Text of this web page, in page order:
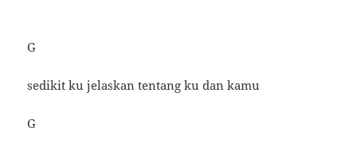
G
sedikit ku jelaskan tentang ku dan kamu
G